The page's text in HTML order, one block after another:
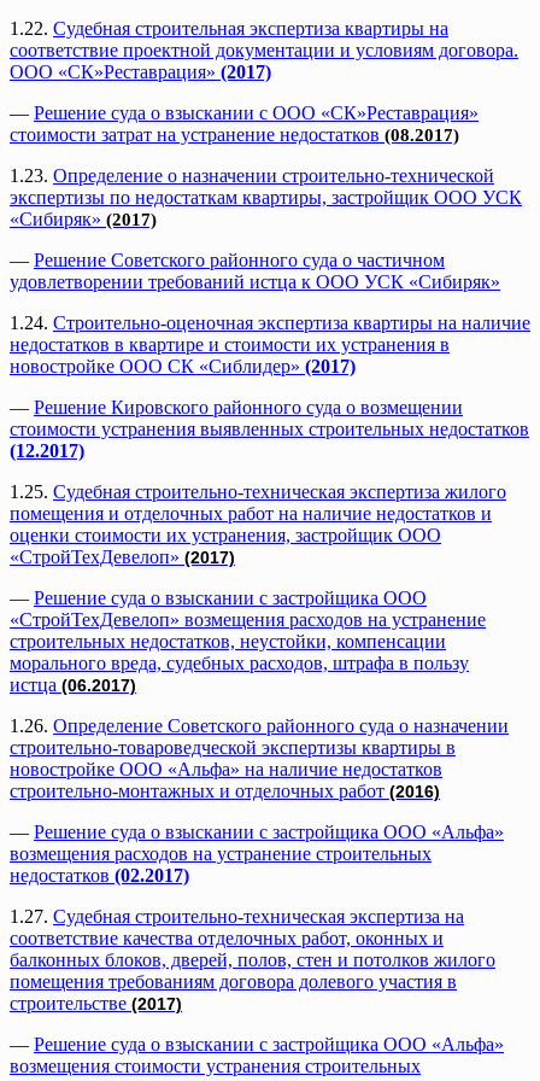
1.22. Судебная строительная экспертиза квартиры на
соответствие проектной документации и условиям договора.
ООО «СК»Реставрация» (2017)
— Решение суда о взыскании с ООО «СК»Реставрация»
стоимости затрат на устранение недостатков (08.2017)
1.23. Определение о назначении строительно-технической
экспертизы по недостаткам квартиры, застройщик ООО УСК
«Сибиряк» (2017)
— Решение Советского районного суда о частичном
удовлетворении требований истца к ООО УСК «Сибиряк»
1.24. Строительно-оценочная экспертиза квартиры на наличие
недостатков в квартире и стоимости их устранения в
новостройке ООО СК «Сиблидер» (2017)
— Решение Кировского районного суда о возмещении
стоимости устранения выявленных строительных недостатков
(12.2017)
1.25. Судебная строительно-техническая экспертиза жилого
помещения и отделочных работ на наличие недостатков и
оценки стоимости их устранения, застройщик ООО
«СтройТехДевелоп» (2017)
— Решение суда о взыскании с застройщика ООО
«СтройТехДевелоп» возмещения расходов на устранение
строительных недостатков, неустойки, компенсации
морального вреда, судебных расходов, штрафа в пользу
истца (06.2017)
1.26. Определение Советского районного суда о назначении
строительно-товароведческой экспертизы квартиры в
новостройке ООО «Альфа» на наличие недостатков
строительно-монтажных и отделочных работ (2016)
— Решение суда о взыскании с застройщика ООО «Альфа»
возмещения расходов на устранение строительных
недостатков (02.2017)
1.27. Судебная строительно-техническая экспертиза на
соответствие качества отделочных работ, оконных и
балконных блоков, дверей, полов, стен и потолков жилого
помещения требованиям договора долевого участия в
строительстве (2017)
— Решение суда о взыскании с застройщика ООО «Альфа»
возмещения стоимости устранения строительных